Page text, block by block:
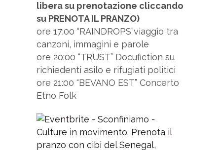
libera su prenotazione cliccando
su PRENOTA IL PRANZO)
ore 17:00 “RAINDROPS”viaggio tra
canzoni, immagini e parole
ore 20:00 “TRUST” Docufiction su
richiedenti asilo e rifugiati politici
ore 21:00 “BEVANO EST” Concerto
Etno Folk